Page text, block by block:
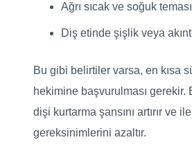
Ağrı sıcak ve soğuk
Diş etinde şişlik veya
Bu gibi belirtiler varsa, en kısa
hekimine başvurulması gerekir.
dişi kurtarma şansını artırır ve
gereksinimlerini azaltır.